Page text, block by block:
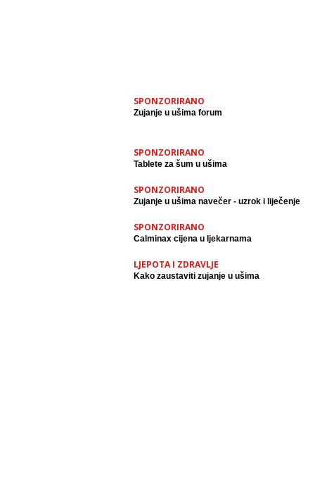
SPONZORIRANO
Zujanje u ušima forum
SPONZORIRANO
Tablete za šum u ušima
SPONZORIRANO
Zujanje u ušima navečer - uzrok i liječenje
SPONZORIRANO
Calminax cijena u ljekarnama
LJEPOTA I ZDRAVLJE
Kako zaustaviti zujanje u ušima